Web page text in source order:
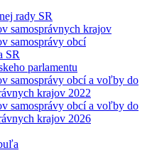
rady SR
samosprávnych krajov
samosprávy obcí
SR
parlamentu
samosprávy obcí a voľby do
krajov 2022
samosprávy obcí a voľby do
krajov 2026